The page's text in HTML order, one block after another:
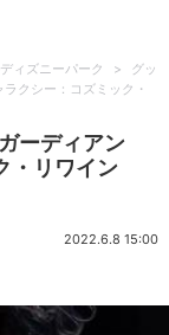
ィズニーパーク >
グッ
クシー：コズミック・
ーディアン
・リワイン
2022.6.8 15:00